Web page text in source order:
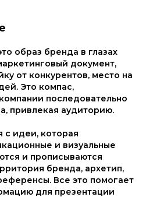
образ бренда в глазах
документ,
от конкурентов, место на
Это компас,
последовательно
привлекая аудиторию.
с идеи, которая
и визуальные
и прописываются
бренда, архетип,
Все это помогает
для презентации